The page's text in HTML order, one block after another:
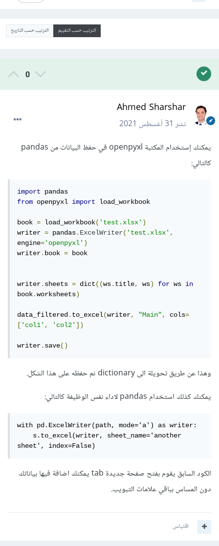
الترتيب حسب التقييم الترتيب حسب التاريخ
0
Ahmed Sharshar
نشر31 أغسطس 2021
يمكنك إستخدام المكتبة openpyxl في حفظ البيانات من pandas
كالتالي:
import
from openpyxl import load_workbook
book = load_workbook('test.xlsx')
writer = pandas.ExcelWriter('test.xlsx',
engine='openpyxl')
writer.book = book
writer.sheets = dict((ws.title, ws) for ws in
book.worksheets)
data_filtered.to_excel(writer, "Main", cols=
['col1', 'col2'])
writer.save()
وهذا عن طريق تحويلة الى dictionary ثم حفظه على هذا الشكل.
يمكنك كذلك استخدام pandas لاداء نفس الوظيفة كالتالي:
with pd.ExcelWriter(path, mode='a') as writer:
    s.to_excel(writer, sheet_name='another
sheet', index=False)
الكود السابق يقوم بفتح صفحة جديدة tab يمكنك اضافة فيها بياناتك
دون المساس بباقي علامات التبويب.
اقتباس